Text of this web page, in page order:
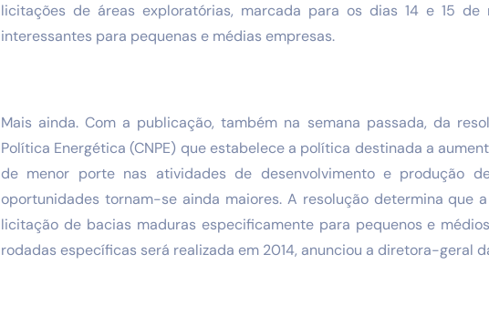
licitações de áreas exploratórias, marcada para os dias 14 e 15 de
interessantes para pequenas e médias empresas.
Mais ainda. Com a publicação, também na semana passada, da
Política Energética (CNPE) que estabelece a política destinada a
de menor porte nas atividades de desenvolvimento e produção
oportunidades tornam-se ainda maiores. A resolução determina que
licitação de bacias maduras especificamente para pequenos e
rodadas específicas será realizada em 2014, anunciou a diretora-geral